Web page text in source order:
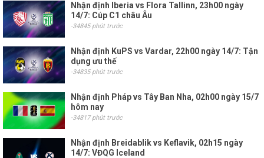
Nhận định Iberia vs Flora Tallinn, 23h00 ngày
14/7: Cúp C1 châu Âu
-34845 phút trước
Nhận định KuPS vs Vardar, 22h00 ngày 14/7: Tận
dụng ưu thế
-34835 phút trước
Nhận định Pháp vs Tây Ban Nha, 02h00 ngày 15/7
hôm nay
-34817 phút trước
Nhận định Breidablik vs Keflavik, 02h15 ngày
14/7: VĐQG Iceland